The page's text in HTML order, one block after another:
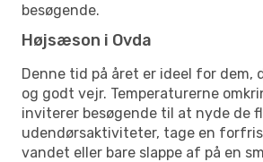
besøgende.
Højsæson i Ovda
Denne tid på året er ideel for dem,
og godt vejr. Temperaturerne
inviterer besøgende til at nyde de
udendørsaktiviteter, tage en
vandet eller bare slappe af på en